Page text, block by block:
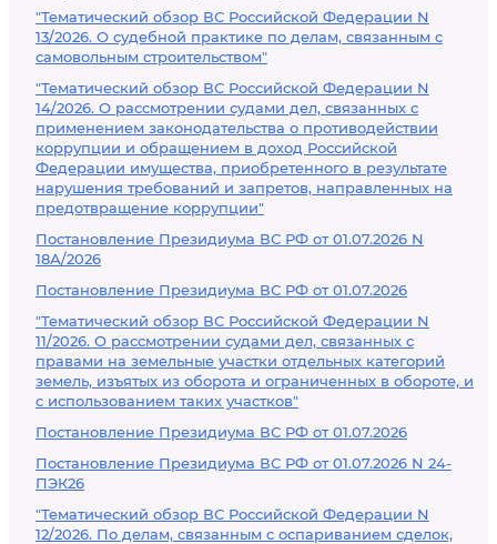
"Тематический обзор ВС Российской Федерации N
13/2026. О судебной практике по делам, связанным с
самовольным строительством"
"Тематический обзор ВС Российской Федерации N
14/2026. О рассмотрении судами дел, связанных с
применением законодательства о противодействии
коррупции и обращением в доход Российской
Федерации имущества, приобретенного в результате
нарушения требований и запретов, направленных на
предотвращение коррупции"
Постановление Президиума ВС РФ от 01.07.2026 N
18А/2026
Постановление Президиума ВС РФ от 01.07.2026
"Тематический обзор ВС Российской Федерации N
11/2026. О рассмотрении судами дел, связанных с
правами на земельные участки отдельных категорий
земель, изъятых из оборота и ограниченных в обороте, и
с использованием таких участков"
Постановление Президиума ВС РФ от 01.07.2026
Постановление Президиума ВС РФ от 01.07.2026 N 24-
ПЭК26
"Тематический обзор ВС Российской Федерации N
12/2026. По делам, связанным с оспариванием сделок,